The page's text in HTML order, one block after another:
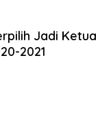
Jadi Ketua
2021